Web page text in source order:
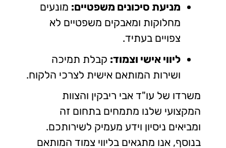
מניעת סיכונים משפטיים: מונעים
מחלוקות ומאבקים משפטיים לא
צפויים בעתיד.
ליווי אישי וצמוד: קבלת תמיכה
ושירות המותאם אישית לצרכי הלקוח.
משרדו של עו"ד אבי ריבקין והצוות
המקצועי שלנו מתמחים בתחום זה
ומביאים ניסיון וידע מעמיק לשירותכם.
בנוסף, אנו מתגאים בליווי צמוד המותאם